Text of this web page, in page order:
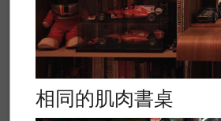
相同的肌肉書桌